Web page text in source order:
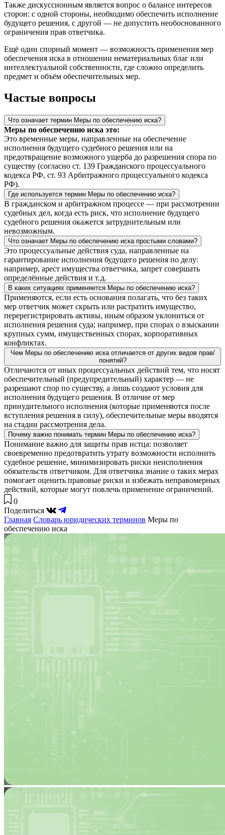
Также дискуссионным является вопрос о балансе интересов
сторон: с одной стороны, необходимо обеспечить исполнение
будущего решения, с другой — не допустить необоснованного
ограничения прав ответчика.
Ещё один спорный момент — возможность применения мер
обеспечения иска в отношении нематериальных благ или
интеллектуальной собственности, где сложно определить
предмет и объём обеспечительных мер.
Частые вопросы
Что означает термин Меры по обеспечению иска?
Меры по обеспечению иска это:
Это временные меры, направленные на обеспечение
исполнения будущего судебного решения или на
предотвращение возможного ущерба до разрешения спора по
существу (согласно ст. 139 Гражданского процессуального
кодекса РФ, ст. 93 Арбитражного процессуального кодекса
РФ).
Где используется термин Меры по обеспечению иска?
В гражданском и арбитражном процессе — при рассмотрении
судебных дел, когда есть риск, что исполнение будущего
судебного решения окажется затруднительным или
невозможным.
Что означает Меры по обеспечению иска простыми словами?
Это процессуальные действия суда, направленные на
гарантирование исполнения будущего решения по делу:
например, арест имущества ответчика, запрет совершать
определённые действия и т. д.
В каких ситуациях применяется Меры по обеспечению иска?
Применяются, если есть основания полагать, что без таких
мер ответчик может скрыть или растратить имущество,
перерегистрировать активы, иным образом уклониться от
исполнения решения суда; например, при спорах о взыскании
крупных сумм, имущественных спорах, корпоративных
конфликтах.
Чем Меры по обеспечению иска отличается от других видов прав/
понятий?
Отличаются от иных процессуальных действий тем, что носят
обеспечительный (предупредительный) характер — не
разрешают спор по существу, а лишь создают условия для
исполнения будущего решения. В отличие от мер
принудительного исполнения (которые применяются после
вступления решения в силу), обеспечительные меры вводятся
на стадии рассмотрения дела.
Почему важно понимать термин Меры по обеспечению иска?
Понимание важно для защиты прав истца: позволяет
своевременно предотвратить утрату возможности исполнить
судебное решение, минимизировать риски неисполнения
обязательств ответчиком. Для ответчика знание о таких мерах
помогает оценить правовые риски и избежать неправомерных
действий, которые могут повлечь применение ограничений.
0
Поделиться
Главная Словарь юридических терминов Меры по
обеспечению иска